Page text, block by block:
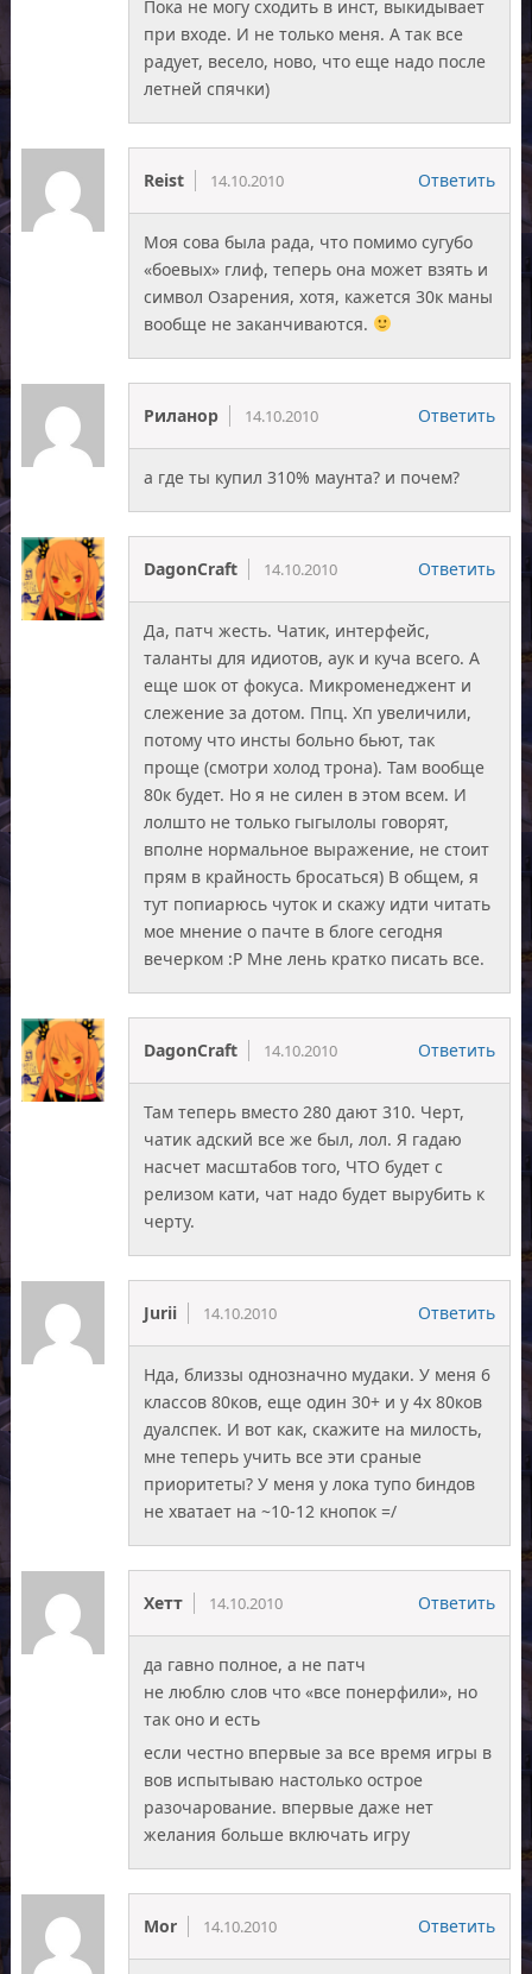
Пока не могу сходить в инст, выкидывает
при входе. И не только меня. А так все
радует, весело, ново, что еще надо после
летней спячки)
Reist 14.10.2010 Ответить
Моя сова была рада, что помимо сугубо
«боевых» глиф, теперь она может взять и
символ Озарения, хотя, кажется 30к маны
вообще не заканчиваются.
Риланор 14.10.2010 Ответить
а где ты купил 310% маунта? и почем?
DagonCraft 14.10.2010 Ответить
Да, патч жесть. Чатик, интерфейс,
таланты для идиотов, аук и куча всего. А
еще шок от фокуса. Микроменеджент и
слежение за дотом. Ппц. Хп увеличили,
потому что инсты больно бьют, так
проще (смотри холод трона). Там вообще
80к будет. Но я не силен в этом всем. И
лолшто не только гыгылолы говорят,
вполне нормальное выражение, не стоит
прям в крайность бросаться) В общем, я
тут попиарюсь чуток и скажу идти читать
мое мнение о пачте в блоге сегодня
вечерком :Р Мне лень кратко писать все.
DagonCraft 14.10.2010 Ответить
Там теперь вместо 280 дают 310. Черт,
чатик адский все же был, лол. Я гадаю
насчет масштабов того, ЧТО будет с
релизом кати, чат надо будет вырубить к
черту.
Jurii 14.10.2010 Ответить
Нда, близзы однозначно мудаки. У меня 6
классов 80ков, еще один 30+ и у 4х 80ков
дуалспек. И вот как, скажите на милость,
мне теперь учить все эти сраные
приоритеты? У меня у лока тупо биндов
не хватает на ~10-12 кнопок =/
Хетт 14.10.2010 Ответить
да гавно полное, а не патч
не люблю слов что «все понерфили», но
так оно и есть
если честно впервые за все время игры в
вов испытываю настолько острое
разочарование. впервые даже нет
желания больше включать игру
Mor 14.10.2010 Ответить